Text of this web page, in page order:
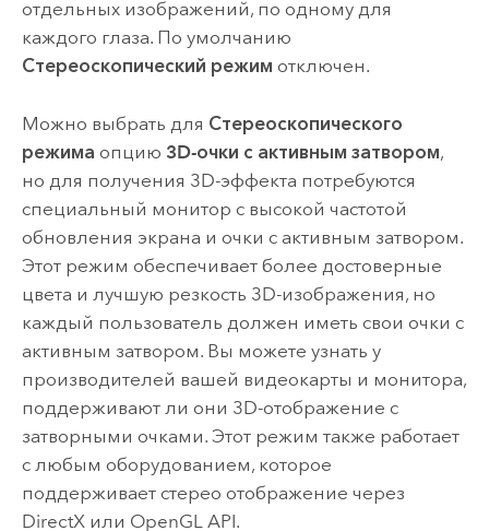
отдельных изображений, по одному для
каждого глаза. По умолчанию
Стереоскопический режим отключен.
Можно выбрать для Стереоскопического
режима опцию 3D-очки с активным затвором,
но для получения 3D-эффекта потребуются
специальный монитор с высокой частотой
обновления экрана и очки с активным затвором.
Этот режим обеспечивает более достоверные
цвета и лучшую резкость 3D-изображения, но
каждый пользователь должен иметь свои очки с
активным затвором. Вы можете узнать у
производителей вашей видеокарты и монитора,
поддерживают ли они 3D-отображение с
затворными очками. Этот режим также работает
с любым оборудованием, которое
поддерживает стерео отображение через
DirectX или OpenGL API.